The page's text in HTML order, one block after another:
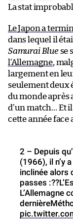
La stat
Le Japon a
dans lequel il
Samurai Bluese
l’Allemagne,
largement en
seulement deux
du monde après
d’un match… Et il
cette année face
2 – Depuis
(1966), il n’y
inclinée alors
passes
L’Allemagne